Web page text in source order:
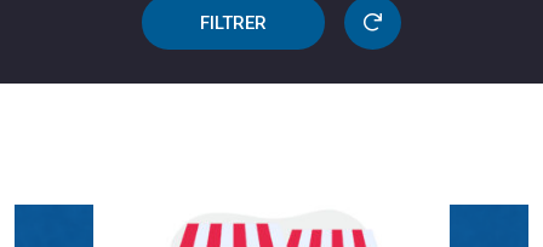
FILTRER